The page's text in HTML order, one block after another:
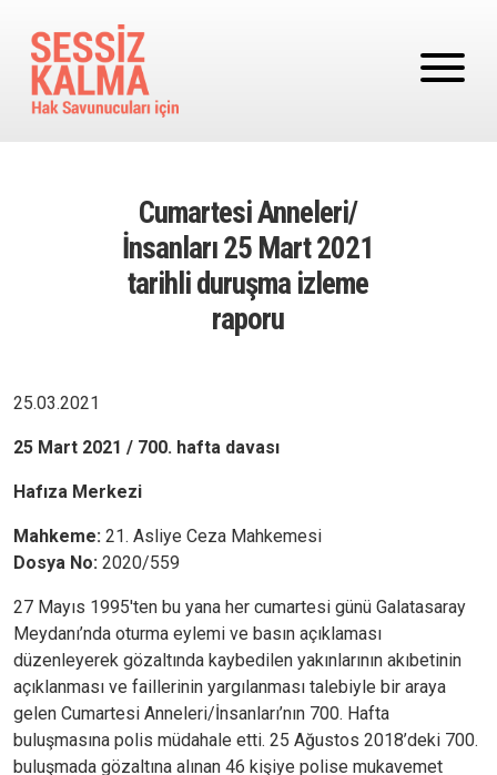
Cumartesi Anneleri/
İnsanları 25 Mart 2021
tarihli duruşma izleme
raporu
25.03.2021
25 Mart 2021 / 700. hafta davası
Hafıza Merkezi
Mahkeme: 21. Asliye Ceza Mahkemesi
Dosya No: 2020/559
27 Mayıs 1995'ten bu yana her cumartesi günü Galatasaray
Meydanı’nda oturma eylemi ve basın açıklaması
düzenleyerek gözaltında kaybedilen yakınlarının akıbetinin
açıklanması ve faillerinin yargılanması talebiyle bir araya
gelen Cumartesi Anneleri/İnsanları’nın 700. Hafta
buluşmasına polis müdahale etti. 25 Ağustos 2018’deki 700.
buluşmada gözaltına alınan 46 kişiye polise mukavemet